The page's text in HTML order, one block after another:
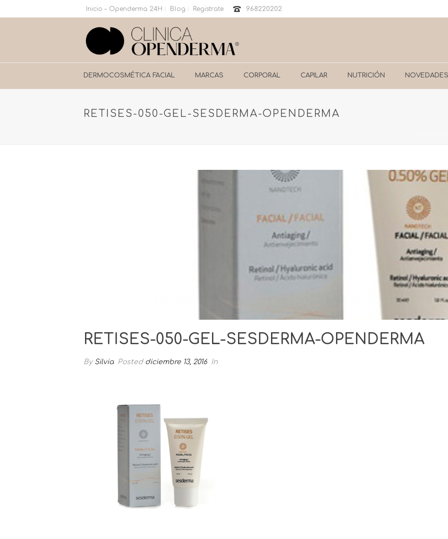
Inicio – Openderma 24H Blog Registrate 968220202
DERMOCOSMÉTICA FACIAL MARCAS CORPORAL CAPILAR NUTRICIÓN NOVEDADES
RETISES-050-GEL-SESDERMA-OPENDERMA
RETISES-050-GEL-SESDERMA-OPENDERMA
By Silvia Posted diciembre 13, 2016 In